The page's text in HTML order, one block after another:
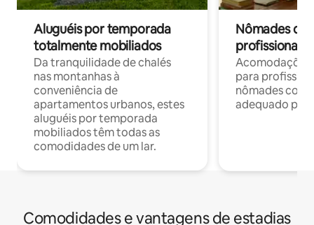
Aluguéis por temporada
totalmente mobiliados
Da tranquilidade de chalés
nas montanhas à
conveniência de
apartamentos urbanos, estes
aluguéis por temporada
mobiliados têm todas as
comodidades de um lar.
Nômades
profissionais
para
nômades com
adequado
Comodidades e vantagens de estadias